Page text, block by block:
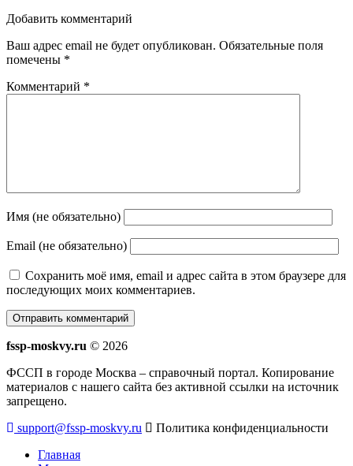
Добавить комментарий
Ваш адрес email не будет опубликован. Обязательные поля
помечены *
Комментарий *
Имя (не обязательно)
Email (не обязательно)
Сохранить моё имя, email и адрес сайта в этом браузере для
последующих моих комментариев.
fssp-moskvy.ru © 2026
ФССП в городе Москва – справочный портал. Копирование
материалов с нашего сайта без активной ссылки на источник
запрещено.
support@fssp-moskvy.ru
Политика конфиденциальности
Главная